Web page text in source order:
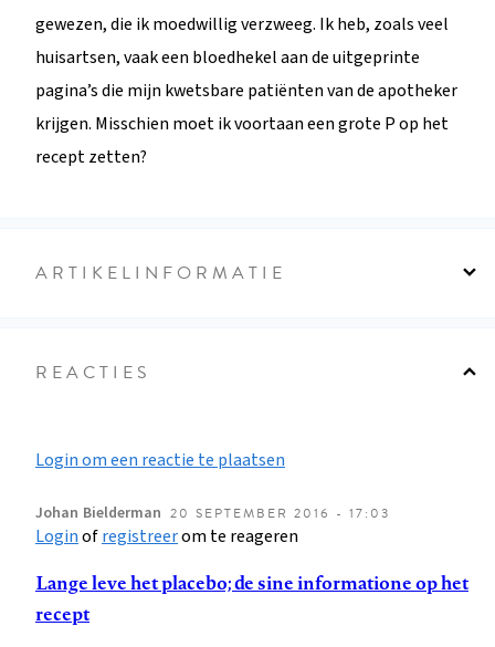
gewezen, die ik moedwillig verzweeg. Ik heb, zoals veel
huisartsen, vaak een bloedhekel aan de uitgeprinte
pagina’s die mijn kwetsbare patiënten van de apotheker
krijgen. Misschien moet ik voortaan een grote P op het
recept zetten?
ARTIKELINFORMATIE
REACTIES
Login om een reactie te plaatsen
Johan Bielderman 20 SEPTEMBER 2016 - 17:03
Loginofregistreerom te reageren
Lange leve het placebo; de sine informatione op het
recept